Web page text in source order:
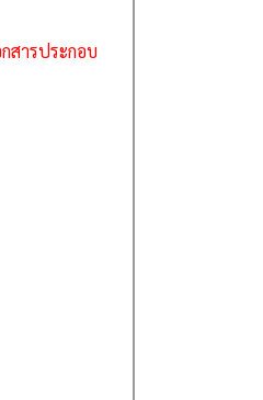
สารประกอบ